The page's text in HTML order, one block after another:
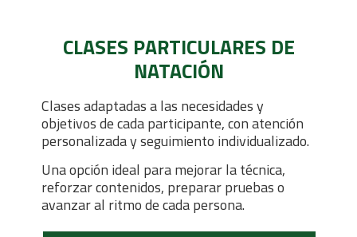
CLASES PARTICULARES DE
NATACIÓN
Clases adaptadas a las necesidades y
objetivos de cada participante, con atención
personalizada y seguimiento individualizado.
Una opción ideal para mejorar la técnica,
reforzar contenidos, preparar pruebas o
avanzar al ritmo de cada persona.